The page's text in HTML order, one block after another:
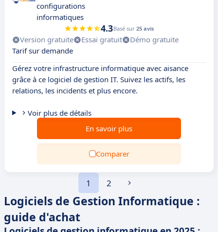
configurations
informatiques
4.3Basé sur 25 avis
Version gratuite Essai gratuit
Démo gratuite
Tarif sur demande
Gérez votre infrastructure informatique avec aisance
grâce à ce logiciel de gestion IT. Suivez les actifs, les
relations, les incidents et plus encore.
Voir plus de détails
En savoir plus
Comparer
1 2
Logiciels de Gestion Informatique :
guide d'achat